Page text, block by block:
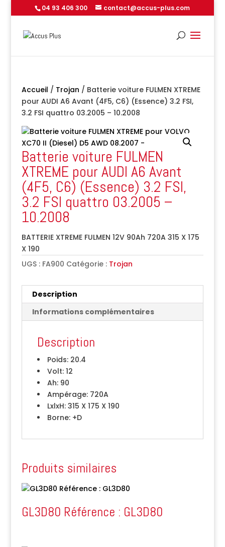
04 93 406 300 contact@accus-plus.com
Accueil / Trojan / Batterie voiture FULMEN XTREME
pour AUDI A6 Avant (4F5, C6) (Essence) 3.2 FSI,
3.2 FSI quattro 03.2005 – 10.2008
Batterie voiture FULMEN
XTREME pour AUDI A6 Avant
(4F5, C6) (Essence) 3.2 FSI,
3.2 FSI quattro 03.2005 –
10.2008
BATTERIE XTREME FULMEN 12V 90Ah 720A 315 X 175
X 190
UGS : FA900 Catégorie : Trojan
Description
Informations complémentaires
Description
Poids:20.4
Volt:12
Ah:90
Ampérage:720A
LxlxH:315 X 175 X 190
Borne:+D
Produits similaires
GL3D80 Référence : GL3D80